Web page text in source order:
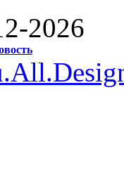
2026